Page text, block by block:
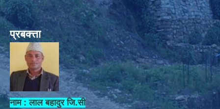
प्रबक्त्ता
नाम : लाल बहादुर जि.सी